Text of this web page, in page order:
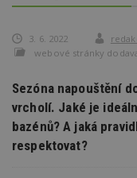
3. 6. 2022
webové stránky
Sezóna napouštění
vrcholí. Jaké je
bazénů? A jaká
respektovat?